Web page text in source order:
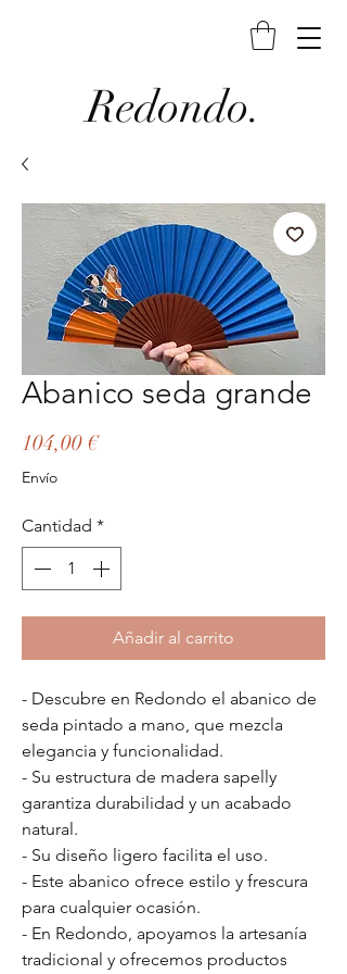
Redondo.
Abanico seda grande
104,00 €Precio
Envío
Cantidad *
Añadir al carrito
- Descubre en Redondo el abanico de
seda pintado a mano, que mezcla
elegancia y funcionalidad.
- Su estructura de madera sapelly
garantiza durabilidad y un acabado
natural.
- Su diseño ligero facilita el uso.
- Este abanico ofrece estilo y frescura
para cualquier ocasión.
- En Redondo, apoyamos la artesanía
tradicional y ofrecemos productos